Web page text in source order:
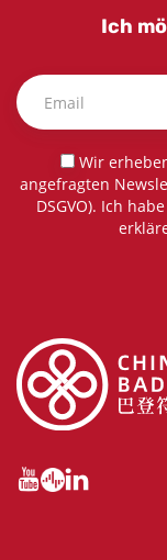
Ich
Wir
angefragten
DSGVO). Ich